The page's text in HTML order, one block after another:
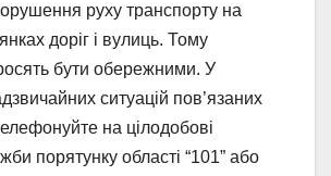
руху транспорту на
доріг і вулиць. Тому
бути обережними. У
ситуацій пов’язаних
на цілодобові
порятунку області “101” або